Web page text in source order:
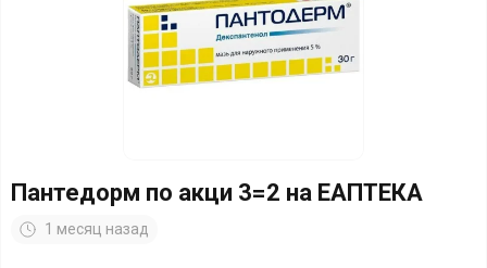
Пантедорм по акци 3=2 на ЕАПТЕКА
1 месяц назад